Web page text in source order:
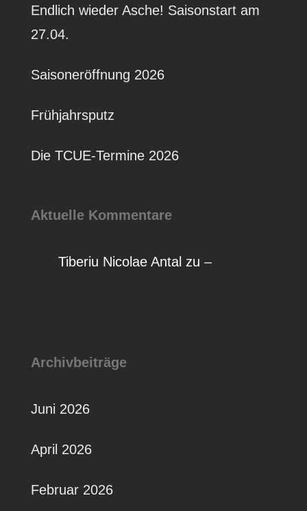
Endlich wieder Asche! Saisonstart am
27.04.
Saisoneröffnung 2026
Frühjahrsputz
Die TCUE-Termine 2026
Aktuelle Kommentare
Tiberiu Nicolae Antal zu –
Archivbeiträge
Juni 2026
April 2026
Februar 2026